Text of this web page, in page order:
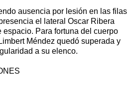
ausencia por lesión en las filas
el lateral Oscar Ribera
Para fortuna del cuerpo
Méndez quedó superada y
a su elenco.